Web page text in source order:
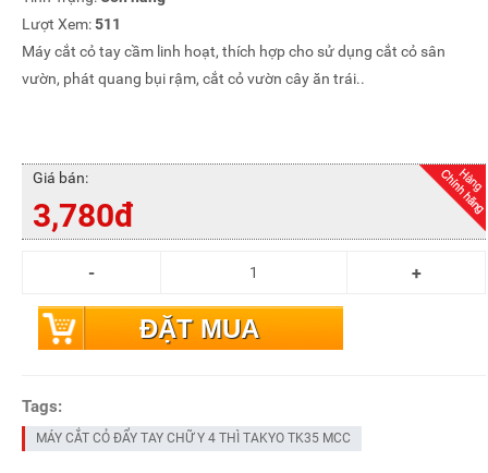
Lượt Xem:511
Máy cắt cỏ tay cầm linh hoạt, thích hợp cho sử dụng cắt cỏ sân
vườn, phát quang bụi rậm, cắt cỏ vườn cây ăn trái..
Giá bán:
3,780đ
ĐẶT MUA
Tags:
MÁY CẮT CỎ ĐẨY TAY CHỮ Y 4 THÌ TAKYO TK35 MCC